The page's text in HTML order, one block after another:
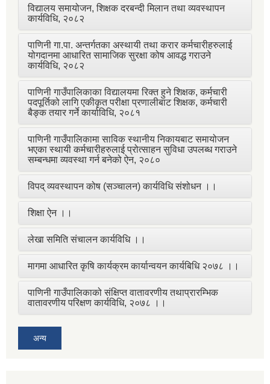
विद्यालय समायोजन, शिक्षक दरबन्दी मिलान तथा व्यवस्थापन
कार्यविधि, २०८२
पाणिनी गा.पा. अन्तर्गतका अस्थायी तथा करार कर्मचारीहरुलाई
योगदानमा आधारित सामाजिक सुरक्षा कोष आवद्ध गराउने
कार्यविधि, २०८२
पाणिनी गाउँपालिकाका विद्यालयमा रिक्त हुने शिक्षक, कर्मचारी
पदपूर्तिको लागि एकीकृत परीक्षा प्रणालीबाट शिक्षक, कर्मचारी
बैङ्क तयार गर्ने कार्याविधि, २०८१
पाणिनी गाउँपालिकामा साविक स्थानीय निकायबाट समायोजन
भएका स्थायी कर्मचारीहरुलाई प्रोत्साहन सुविधा उपलब्ध गराउने
सम्बन्धमा व्यवस्था गर्न बनेको ऐन, २०८०
विपद् व्यवस्थापन कोष (सञ्चालन) कार्यविधि संशोधन ।।
शिक्षा ऐन ।।
लेखा समिति संचालन कार्यविधि ।।
मागमा आधारित कृषि कार्यक्रम कार्यान्वयन कार्यबिधि २०७८ ।।
पाणिनी गाउँपालिकाको संक्षिप्त वातावरणीय तथाप्रारम्भिक
वातावरणीय परिक्षण कार्यविधि, २०७८ ।।
अन्य